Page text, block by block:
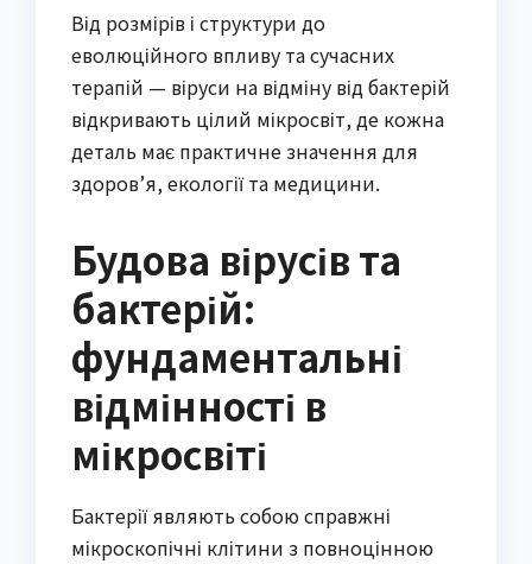
Від розмірів і структури до
еволюційного впливу та сучасних
терапій — віруси на відміну від бактерій
відкривають цілий мікросвіт, де кожна
деталь має практичне значення для
здоров’я, екології та медицини.
Будова вірусів та
бактерій:
фундаментальні
відмінності в
мікросвіті
Бактерії являють собою справжні
мікроскопічні клітини з повноцінною